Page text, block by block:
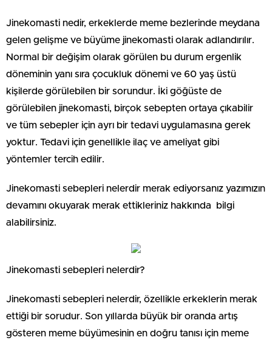
Jinekomasti nedir, erkeklerde meme bezlerinde meydana
gelen gelişme ve büyüme jinekomasti olarak adlandırılır.
Normal bir değişim olarak görülen bu durum ergenlik
döneminin yanı sıra çocukluk dönemi ve 60 yaş üstü
kişilerde görülebilen bir sorundur. İki göğüste de
görülebilen jinekomasti, birçok sebepten ortaya çıkabilir
ve tüm sebepler için ayrı bir tedavi uygulamasına gerek
yoktur. Tedavi için genellikle ilaç ve ameliyat gibi
yöntemler tercih edilir.
Jinekomasti sebepleri nelerdir merak ediyorsanız yazımızın
devamını okuyarak merak ettikleriniz hakkında bilgi
alabilirsiniz.
Jinekomasti sebepleri nelerdir?
Jinekomasti sebepleri nelerdir, özellikle erkeklerin merak
ettiği bir sorudur. Son yıllarda büyük bir oranda artış
gösteren meme büyümesinin en doğru tanısı için meme